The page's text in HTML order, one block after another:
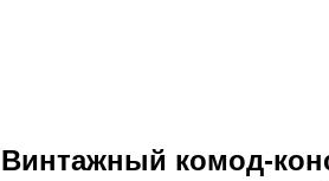
Винтажный комод-